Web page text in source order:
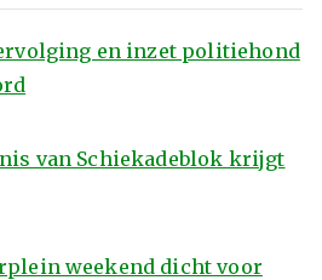
en inzet politiehond
van Schiekadeblok krijgt
weekend dicht voor